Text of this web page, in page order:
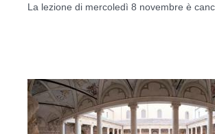
La lezione di mercoledì 8 novembre è